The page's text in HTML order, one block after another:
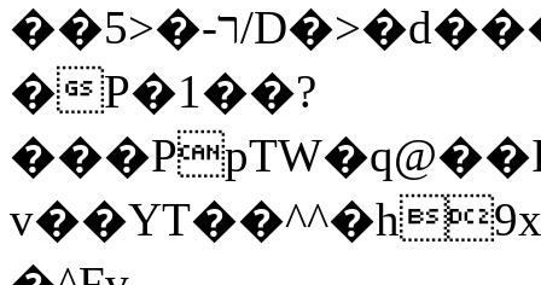
��ר-�<5/D�>�d�����1!u8JP�@TE�
�P�1��?